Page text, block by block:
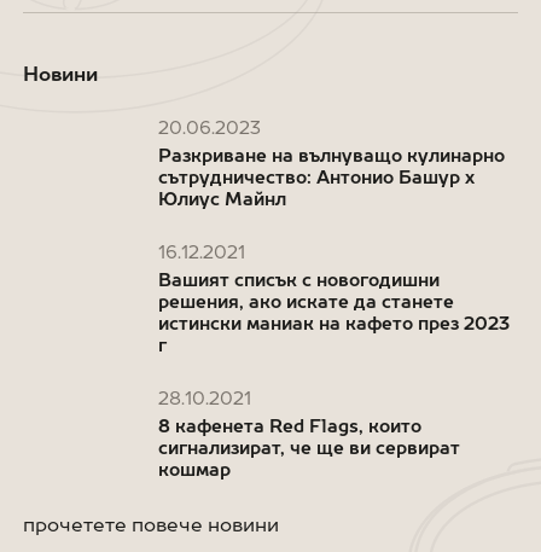
Новини
20.06.2023
Разкриване на вълнуващо кулинарно
сътрудничество: Антонио Башур x
Юлиус Майнл
16.12.2021
Вашият списък с новогодишни
решения, ако искате да станете
истински маниак на кафето през 2023
г
28.10.2021
8 кафенета Red Flags, които
сигнализират, че ще ви сервират
кошмар
прочетете повече новини